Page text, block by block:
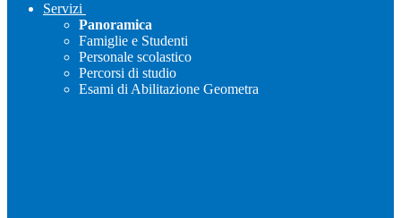
Servizi
Panoramica
Famiglie e Studenti
Personale scolastico
Percorsi di studio
Esami di Abilitazione Geometra